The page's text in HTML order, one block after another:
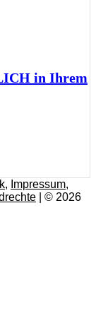
in Ihrem
, Impressum,
| © 2026